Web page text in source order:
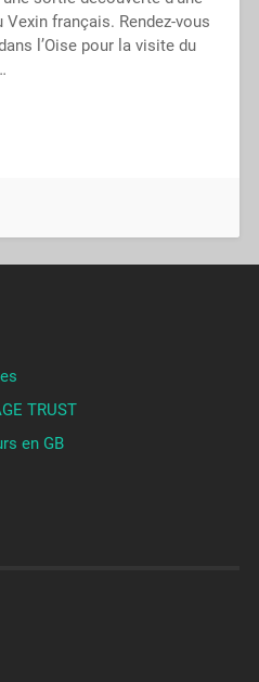
français. Rendez-vous
l’Oise pour la visite du
TRUST
en GB